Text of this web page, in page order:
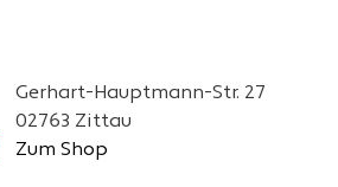
Gerhart-Hauptmann-Str. 27
02763 Zittau
Zum Shop